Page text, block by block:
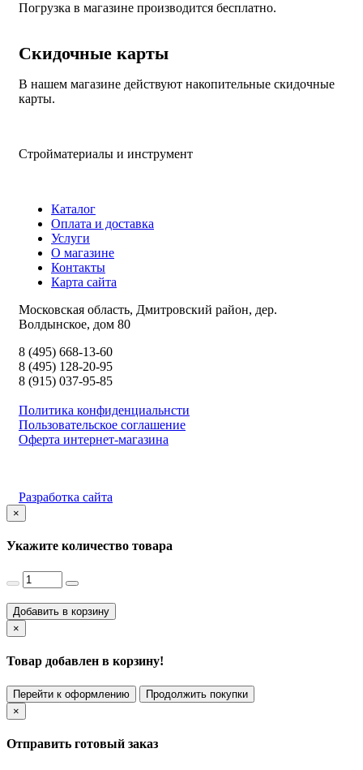
Погрузка в магазине производится бесплатно.
Скидочные карты
В нашем магазине действуют накопительные скидочные
карты.
Стройматериалы и инструмент
Каталог
Оплата и доставка
Услуги
О магазине
Контакты
Карта сайта
Московская область, Дмитровский район, дер.
Волдынское, дом 80
8 (495) 668-13-60
8 (495) 128-20-95
8 (915) 037-95-85
Политика конфиденциальнсти
Пользовательское соглашение
Оферта интернет-магазина
Разработка сайта
×
Укажите количество товара
Добавить в корзину
×
Товар добавлен в корзину!
Перейти к оформлению
Продолжить покупки
×
Отправить готовый заказ